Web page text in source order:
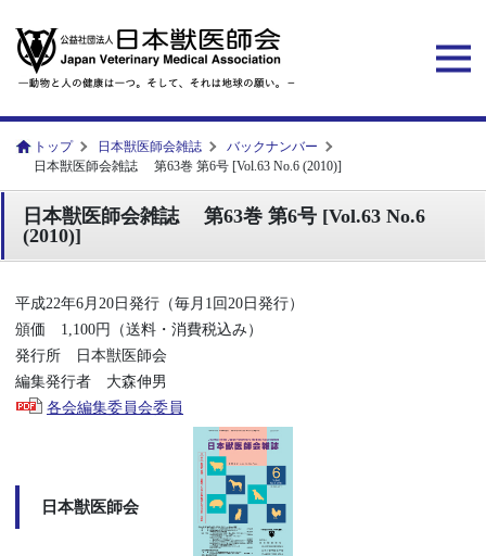
トップ 日本獣医師会雑誌
バックナンバー
日本獣医師会雑誌 第63巻 第6号 [Vol.63 No.6 (2010)]
日本獣医師会雑誌 第63巻 第6号 [Vol.63 No.6
(2010)]
平成22年6月20日発行（毎月1回20日発行）
頒価 1,100円（送料・消費税込み）
発行所 日本獣医師会
編集発行者 大森伸男
各会編集委員会委員
日本獣医師会